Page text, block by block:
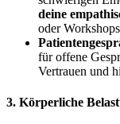
deine
oder
für offene
Vertrauen und
3. Körperliche